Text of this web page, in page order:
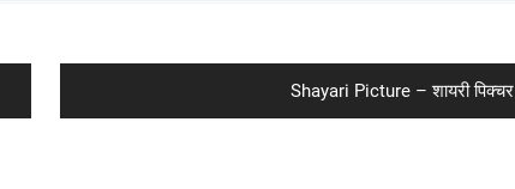
Next
post:
Shayari Picture – शायरी पिक्चर